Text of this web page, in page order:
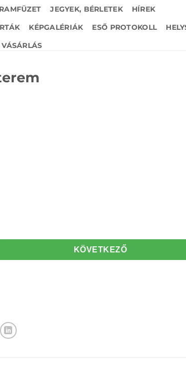
JEGYEK, BÉRLETEK
HÍREK
KÉPGALÉRIÁK ESŐ PROTOKOLL
KÖVETKEZŐ